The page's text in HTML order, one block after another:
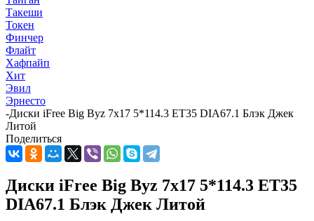
Такеши
Токен
Финчер
Флайт
Хафпайп
Хит
Эвил
Эрнесто
-Диски iFree Big Byz 7x17 5*114.3 ET35 DIA67.1 Блэк Джек
Литой
Поделиться
Диски iFree Big Byz 7x17 5*114.3 ET35
DIA67.1 Блэк Джек Литой